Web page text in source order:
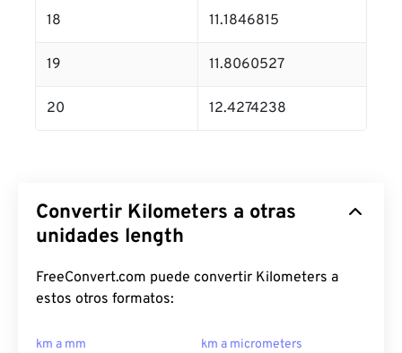
18 11.1846815
19 11.8060527
20 12.4274238
Convertir Kilometers a otras
unidades length
FreeConvert.com puede convertir Kilometers a
estos otros formatos:
km a mm km a micrometers